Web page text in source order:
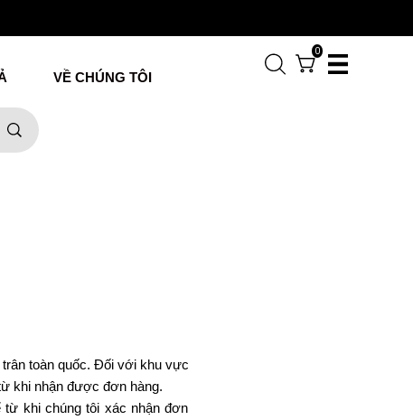
VỀ CHÚNG TÔI
0
toàn quốc. Đối với khu vực
khi nhận được đơn hàng.
khi chúng tôi xác nhận đơn